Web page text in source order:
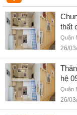
thất
Quận
26/
hệ
Quận
26/